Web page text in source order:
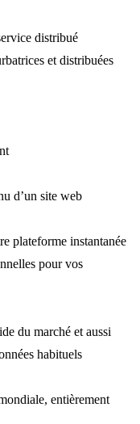
distribué
et distribuées
d’un site web
plateforme instantanée
pour vos
du marché et aussi
habituels
entièrement